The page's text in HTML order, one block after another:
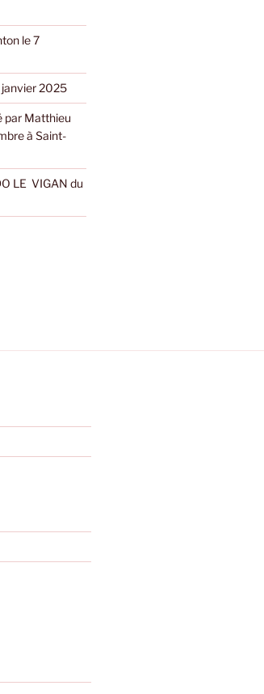
le 7
janvier 2025
par Matthieu
à Saint-
LE VIGAN du